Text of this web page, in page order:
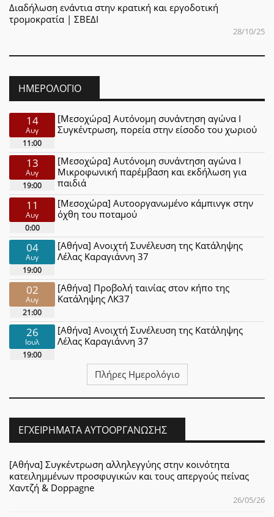
Διαδήλωση ενάντια στην κρατική και εργοδοτική
τρομοκρατία | ΣΒΕΔΙ
28/10/25
ΗΜΕΡΟΛΌΓΙΟ
14
Αυγ
11:00
[Μεσοχώρα] Αυτόνομη συνάντηση αγώνα Ι
Συγκέντρωση, πορεία στην είσοδο του χωριού
13
Αυγ
19:00
[Μεσοχώρα] Αυτόνομη συνάντηση αγώνα Ι
Μικροφωνική παρέμβαση και εκδήλωση για
παιδιά
11
Αυγ
0:00
[Μεσοχώρα] Αυτοοργανωμένο κάμπινγκ στην
όχθη του ποταμού
04
Αυγ
19:00
[Αθήνα] Ανοιχτή Συνέλευση της Κατάληψης
Λέλας Καραγιάννη 37
02
Αυγ
21:00
[Αθήνα] Προβολή ταινίας στον κήπο της
Κατάληψης ΛΚ37
26
Ιουλ
19:00
[Αθήνα] Ανοιχτή Συνέλευση της Κατάληψης
Λέλας Καραγιάννη 37
Πλήρες Ημερολόγιο
ΕΓΧΕΙΡΉΜΑΤΑ ΑΥΤΟΟΡΓΆΝΩΣΗΣ
[Αθήνα] Συγκέντρωση αλληλεγγύης στην κοινότητα
κατειλημμένων προσφυγικών και τους απεργούς πείνας
Χαντζή & Doppagne
26/05/26